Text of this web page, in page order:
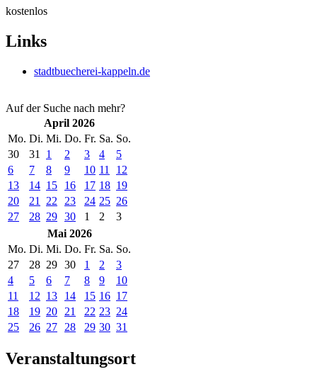
kostenlos
Links
stadtbuecherei-kappeln.de
Auf der Suche nach mehr?
April 2026
Mo. Di. Mi. Do. Fr. Sa. So.
30
31 1 2 3 4
5
6
7 8 9 10 11
12
13
14 15 16 17 18 19
20
21 22 23 24 25 26
27
28 29 30 1 2
3
Mai 2026
Mo. Di. Mi. Do. Fr. Sa. So.
27
28 29 30 1 2
3
4
5 6 7 8 9
10
11
12 13 14 15 16 17
18
19 20 21 22 23 24
25
26 27 28 29 30 31
Veranstaltungsort